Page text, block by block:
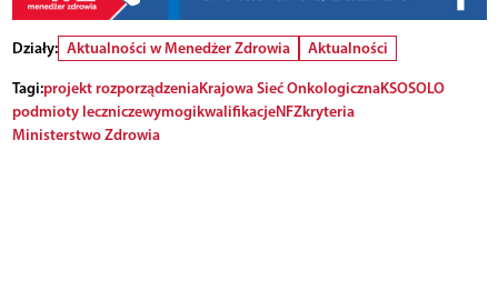
Działy: Aktualności w Menedżer Zdrowia
Aktualności
Tagi:projekt rozporządzeniaKrajowa Sieć OnkologicznaKSOSOLO
podmioty leczniczewymogikwalifikacjeNFZkryteria
Ministerstwo Zdrowia